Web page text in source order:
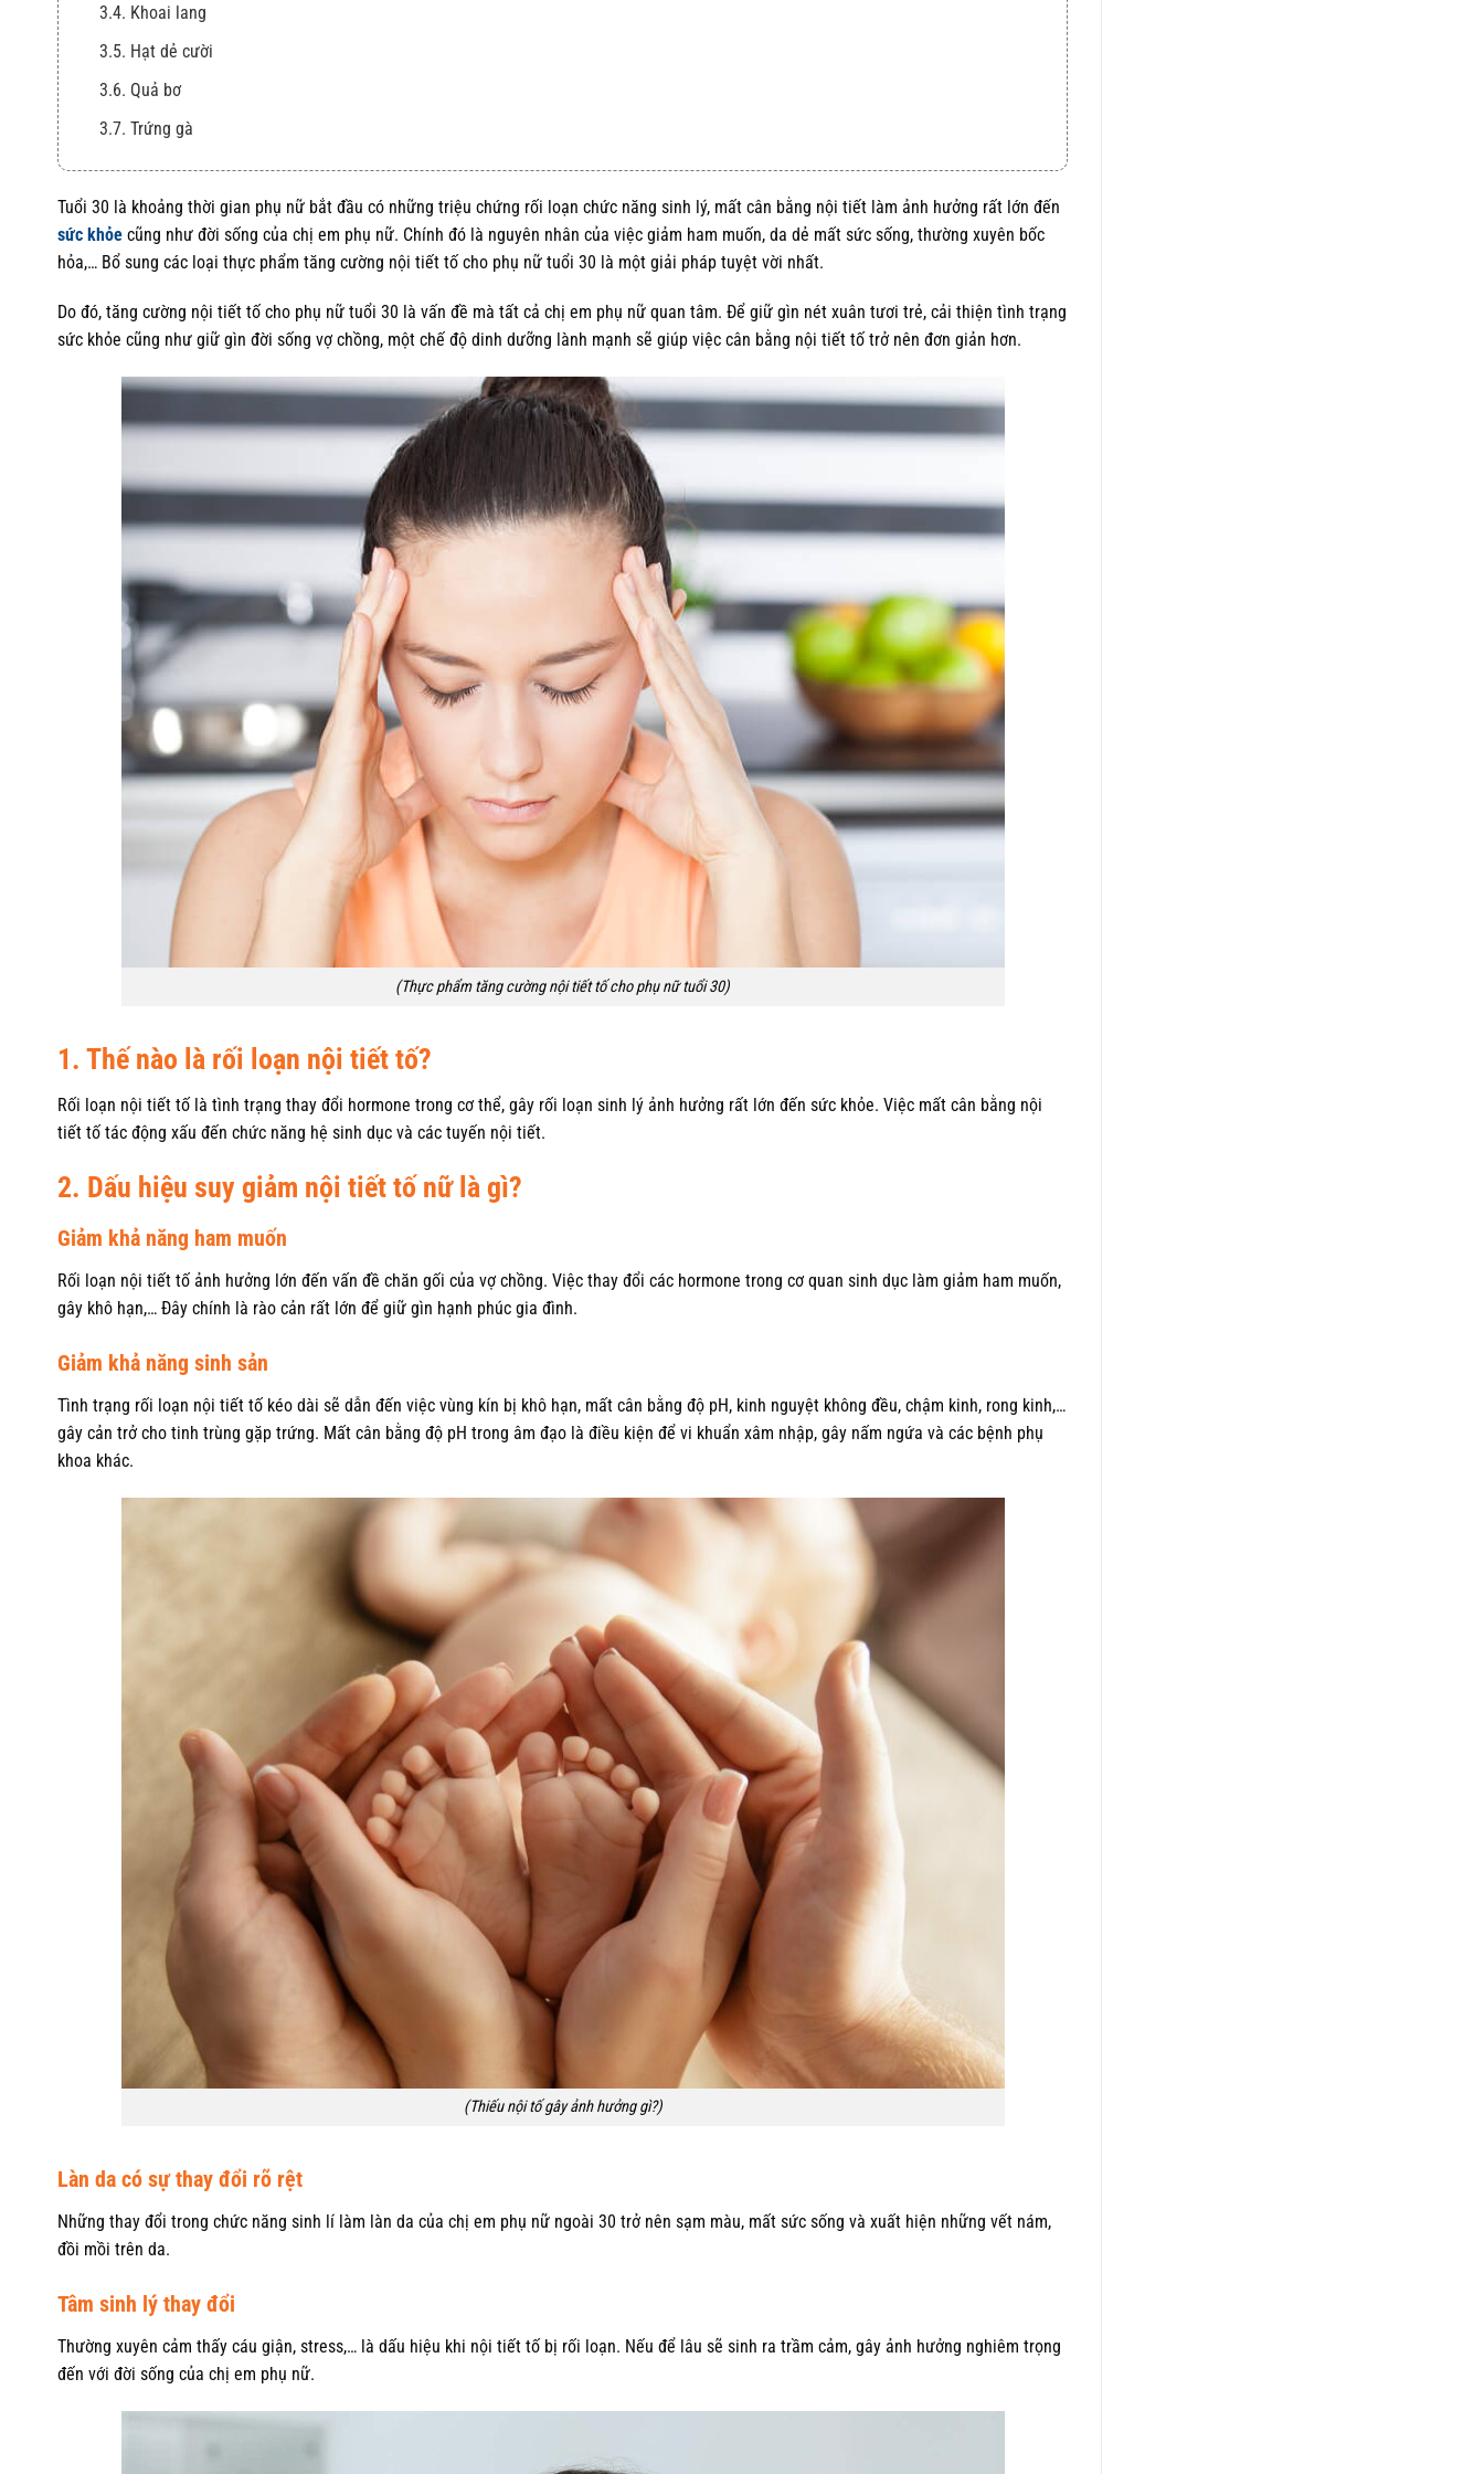
3.4. Khoai lang
3.5. Hạt dẻ cười
3.6. Quả bơ
3.7. Trứng gà
3.8. Dầu oliu
3.9. Bưởi
3.10. Tỏi
Tuổi 30 là khoảng thời gian phụ nữ bắt đầu có những triệu chứng rối loạn chức năng sinh lý, mất cân bằng nội tiết làm ảnh hưởng rất lớn đến
sức khỏe cũng như đời sống của chị em phụ nữ. Chính đó là nguyên nhân của việc giảm ham muốn, da dẻ mất sức sống, thường xuyên bốc
hỏa,… Bổ sung các loại thực phẩm tăng cường nội tiết tố cho phụ nữ tuổi 30 là một giải pháp tuyệt vời nhất.
Do đó, tăng cường nội tiết tố cho phụ nữ tuổi 30 là vấn đề mà tất cả chị em phụ nữ quan tâm. Để giữ gìn nét xuân tươi trẻ, cải thiện tình trạng
sức khỏe cũng như giữ gìn đời sống vợ chồng, một chế độ dinh dưỡng lành mạnh sẽ giúp việc cân bằng nội tiết tố trở nên đơn giản hơn.
(Thực phẩm tăng cường nội tiết tố cho phụ nữ tuổi 30)
1. Thế nào là rối loạn nội tiết tố?
Rối loạn nội tiết tố là tình trạng thay đổi hormone trong cơ thể, gây rối loạn sinh lý ảnh hưởng rất lớn đến sức khỏe. Việc mất cân bằng nội
tiết tố tác động xấu đến chức năng hệ sinh dục và các tuyến nội tiết.
2. Dấu hiệu suy giảm nội tiết tố nữ là gì?
Giảm khả năng ham muốn
Rối loạn nội tiết tố ảnh hưởng lớn đến vấn đề chăn gối của vợ chồng. Việc thay đổi các hormone trong cơ quan sinh dục làm giảm ham muốn,
gây khô hạn,… Đây chính là rào cản rất lớn để giữ gìn hạnh phúc gia đình.
Giảm khả năng sinh sản
Tình trạng rối loạn nội tiết tố kéo dài sẽ dẫn đến việc vùng kín bị khô hạn, mất cân bằng độ pH, kinh nguyệt không đều, chậm kinh, rong kinh,…
gây cản trở cho tinh trùng gặp trứng. Mất cân bằng độ pH trong âm đạo là điều kiện để vi khuẩn xâm nhập, gây nấm ngứa và các bệnh phụ
khoa khác.
(Thiếu nội tố gây ảnh hưởng gì?)
Làn da có sự thay đổi rõ rệt
Những thay đổi trong chức năng sinh lí làm làn da của chị em phụ nữ ngoài 30 trở nên sạm màu, mất sức sống và xuất hiện những vết nám,
đồi mồi trên da.
Tâm sinh lý thay đổi
Thường xuyên cảm thấy cáu giận, stress,… là dấu hiệu khi nội tiết tố bị rối loạn. Nếu để lâu sẽ sinh ra trầm cảm, gây ảnh hưởng nghiêm trọng
đến với đời sống của chị em phụ nữ.